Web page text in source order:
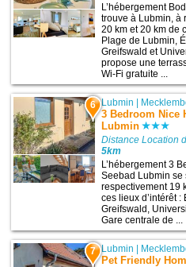
L’hébergement
trouve à Lubmin, à
20 km et 20 km de
Plage de Lubmin,
Greifswald et
propose une
Wi-Fi gratuite ...
6 Lubmin |
3 Bedroom Nice
Lubmin
Distance Location
5km
L’hébergement 3
Seebad Lubmin se
respectivement 19
ces lieux d’intérêt
Greifswald,
Gare centrale de ...
7 Lubmin
Pet Friendly